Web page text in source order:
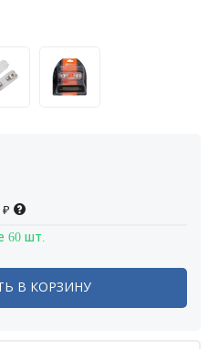
₽
60 шт.
В КОРЗИНУ